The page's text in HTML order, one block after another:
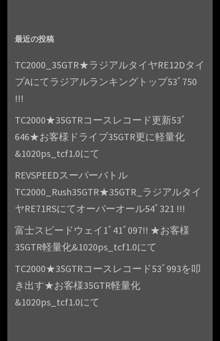
ン
最近の投稿
TC2000_35GTR★ラジアルタイヤRE12Dタイ
プAにてラジアルランキングトップ53ﾞ750
!!!
TC2000★35GTRコースレコード更新53ﾞ
646★お客様ドライブ35GTR更に軽量化
&1020ps_tcf1.0にて
REVSPEEDスーパーバトル
TC2000_Rush35GTR★35GTR_ラジアルタイ
ヤRE71RSにてオーバーオール54ﾞ321 !!!
富士スピードウェイ1ﾞ41ﾞ097!! ★お客様
35GTR軽量化&1020ps_tcf1.0にて
TC2000★35GTRコースレコード53ﾞ993を叩
き出す★お客様35GTR軽量化
&1020ps_tcf1.0にて